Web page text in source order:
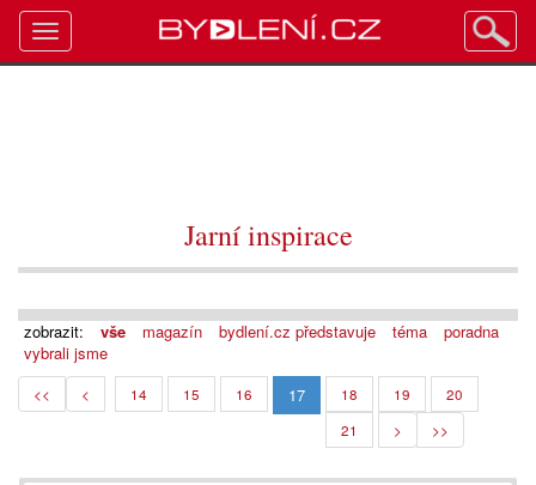
Jarní inspirace
zobrazit: vše magazín bydlení.cz představuje téma
poradna
vybrali jsme
<< < 14 15 16 17 18 19
20
21
> >>
Toggle
navigation